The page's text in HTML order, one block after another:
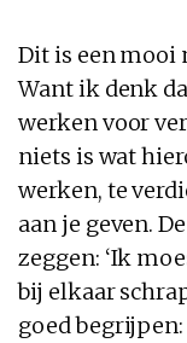
Dit is een mooi
Want ik denk
werken voor
niets is wat
werken, te
aan je geven.
zeggen: ‘Ik
bij elkaar
goed